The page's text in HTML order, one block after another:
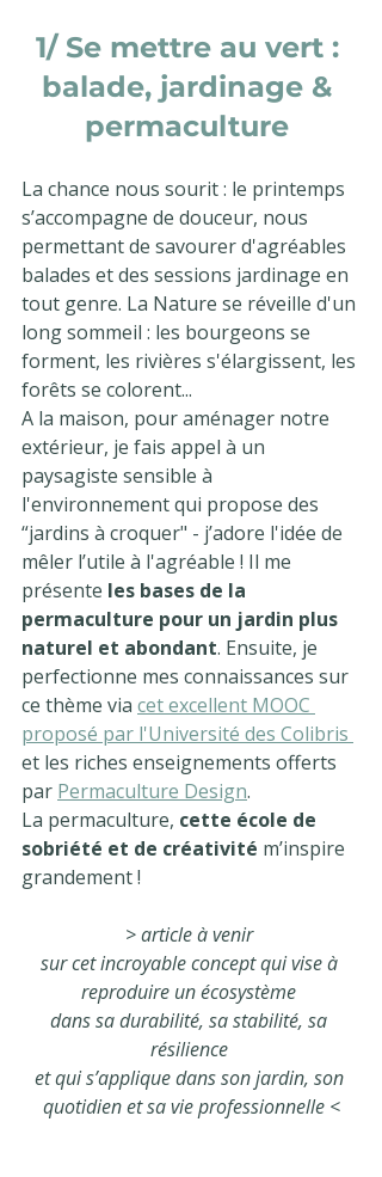
1/ Se mettre au vert :
balade, jardinage &
permaculture
La chance nous sourit : le printemps
s’accompagne de douceur, nous
permettant de savourer d'agréables
balades et des sessions jardinage en
tout genre. La Nature se réveille d'un
long sommeil : les bourgeons se
forment, les rivières s'élargissent, les
forêts se colorent...
A la maison, pour aménager notre
extérieur, je fais appel à un
paysagiste sensible à
l'environnement qui propose des
“jardins à croquer" - j’adore l'idée de
mêler l’utile à l'agréable ! Il me
présente les bases de la
permaculture pour un jardin plus
naturel et abondant. Ensuite, je
perfectionne mes connaissances sur
ce thème via cet excellent MOOC
proposé par l'Université des Colibris
et les riches enseignements offerts
par Permaculture Design.
La permaculture, cette école de
sobriété et de créativité m’inspire
grandement !
> article à venir
sur cet incroyable concept qui vise à
reproduire un écosystème
dans sa durabilité, sa stabilité, sa
résilience
et qui s’applique dans son jardin, son
quotidien et sa vie professionnelle <